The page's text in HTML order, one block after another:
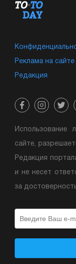
Реклама на сайте
Редакция
Использование
сайте,
Редакция
и не несет
за